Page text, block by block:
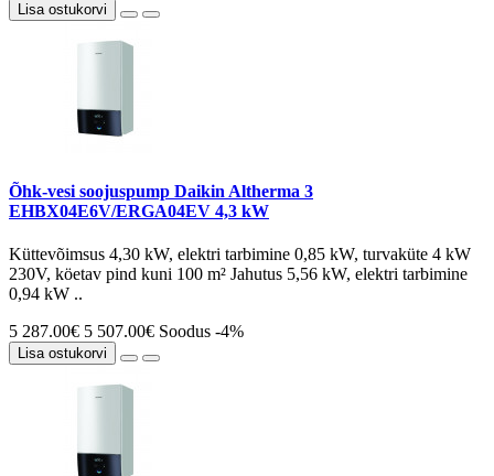
Lisa ostukorvi
Õhk-vesi soojuspump Daikin Altherma 3
EHBX04E6V/ERGA04EV 4,3 kW
Küttevõimsus 4,30 kW, elektri tarbimine 0,85 kW, turvaküte 4 kW
230V, köetav pind kuni 100 m² Jahutus 5,56 kW, elektri tarbimine
0,94 kW ..
5 287.00€ 5 507.00€ Soodus -4%
Lisa ostukorvi